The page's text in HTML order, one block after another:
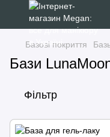
Базові покриття
Бази
Фільтр